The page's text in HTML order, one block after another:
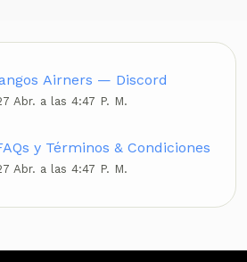
Airners — Discord
Abr. a las 4:47 P. M.
y Términos & Condiciones
Abr. a las 4:47 P. M.